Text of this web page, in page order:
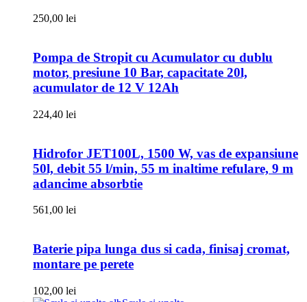
250,00 lei
Pompa de Stropit cu Acumulator cu dublu
motor, presiune 10 Bar, capacitate 20l,
acumulator de 12 V 12Ah
224,40 lei
Hidrofor JET100L, 1500 W, vas de expansiune
50l, debit 55 l/min, 55 m inaltime refulare, 9 m
adancime absorbtie
561,00 lei
Baterie pipa lunga dus si cada, finisaj cromat,
montare pe perete
102,00 lei